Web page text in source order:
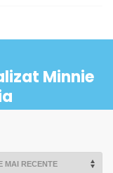
Minnie